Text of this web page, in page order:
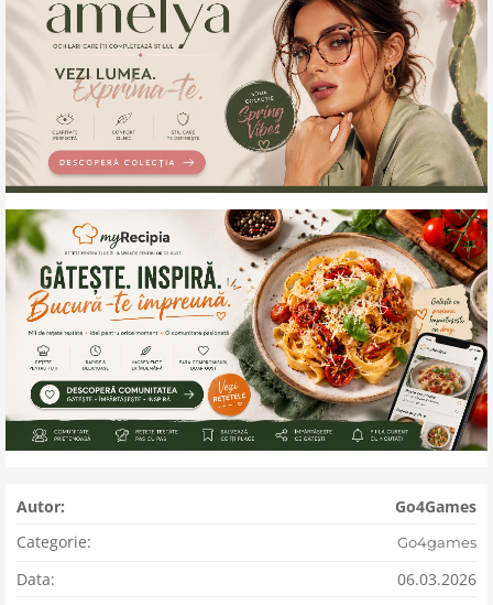
Autor:
Go4Games
Categorie:
Go4games
Data:
06.03.2026